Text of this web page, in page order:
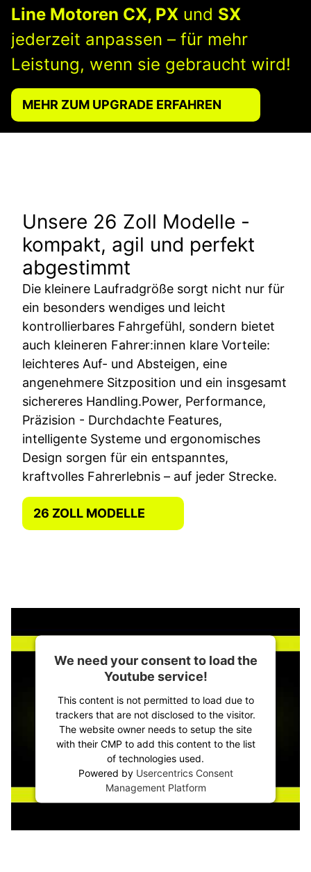
Line Motoren CX, PX und SX
jederzeit anpassen – für mehr
Leistung, wenn sie gebraucht wird!
MEHR ZUM UPGRADE ERFAHREN
Unsere 26 Zoll Modelle -
kompakt, agil und perfekt
abgestimmt
Die kleinere Laufradgröße sorgt nicht nur für
ein besonders wendiges und leicht
kontrollierbares Fahrgefühl, sondern bietet
auch kleineren Fahrer:innen klare Vorteile:
leichteres Auf- und Absteigen, eine
angenehmere Sitzposition und ein insgesamt
sichereres Handling.Power, Performance,
Präzision - Durchdachte Features,
intelligente Systeme und ergonomisches
Design sorgen für ein entspanntes,
kraftvolles Fahrerlebnis – auf jeder Strecke.
26 ZOLL MODELLE
We need your consent to load the
Youtube service!
This content is not permitted to load due to
trackers that are not disclosed to the visitor.
The website owner needs to setup the site
with their CMP to add this content to the list
of technologies used.
Powered by Usercentrics Consent
Management Platform